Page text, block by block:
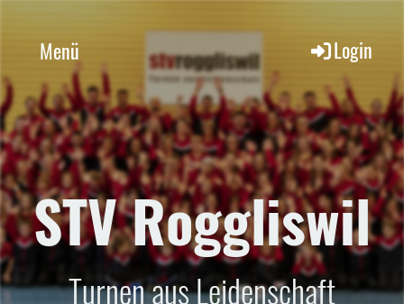
Menü Login
STV Roggliswil
Turnen aus Leidenschaft